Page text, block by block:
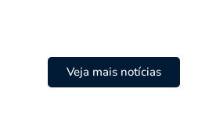
Veja mais notícias